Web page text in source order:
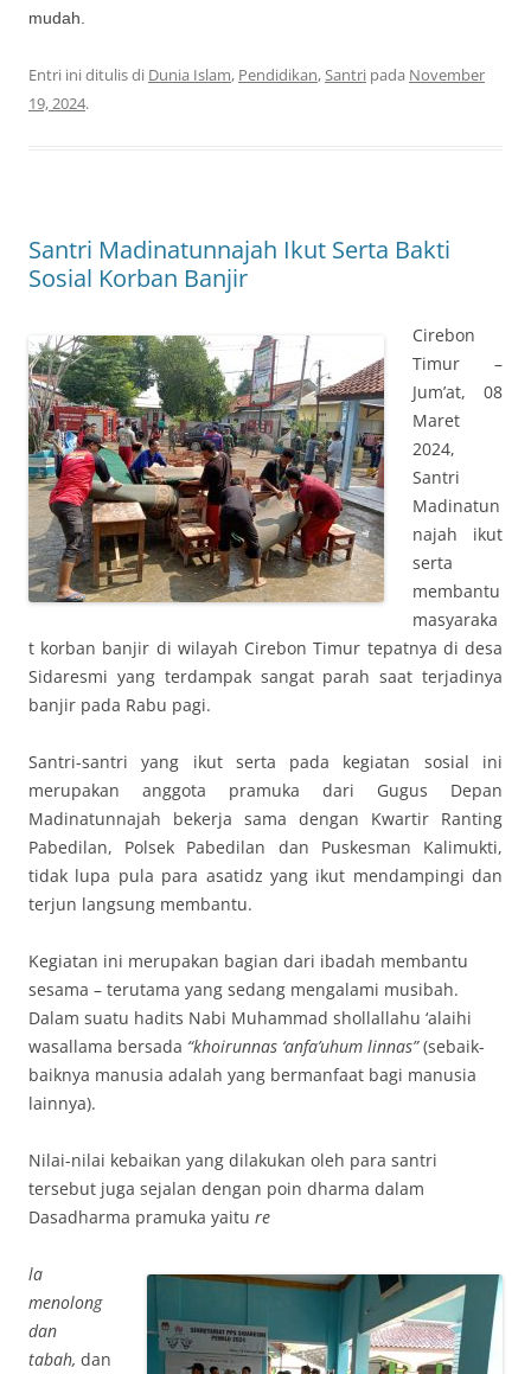
mudah.
Entri ini ditulis di Dunia Islam, Pendidikan,Santri pada November
19, 2024.
Santri Madinatunnajah Ikut Serta Bakti
Sosial Korban Banjir
Cirebon
Timur –
Jum’at, 08
Maret
2024,
Santri
Madinatun
najah ikut
serta
membantu
masyaraka
t korban banjir di wilayah Cirebon Timur tepatnya di desa
Sidaresmi yang terdampak sangat parah saat terjadinya
banjir pada Rabu pagi.
Santri-santri yang ikut serta pada kegiatan sosial ini
merupakan anggota pramuka dari Gugus Depan
Madinatunnajah bekerja sama dengan Kwartir Ranting
Pabedilan, Polsek Pabedilan dan Puskesman Kalimukti,
tidak lupa pula para asatidz yang ikut mendampingi dan
terjun langsung membantu.
Kegiatan ini merupakan bagian dari ibadah membantu
sesama – terutama yang sedang mengalami musibah.
Dalam suatu hadits Nabi Muhammad shollallahu ‘alaihi
wasallama bersada “khoirunnas ‘anfa’uhum linnas”(sebaik-
baiknya manusia adalah yang bermanfaat bagi manusia
lainnya).
Nilai-nilai kebaikan yang dilakukan oleh para santri
tersebut juga sejalan dengan poin dharma dalam
Dasadharma pramuka yaitu re
la
menolong
dan
tabah, dan